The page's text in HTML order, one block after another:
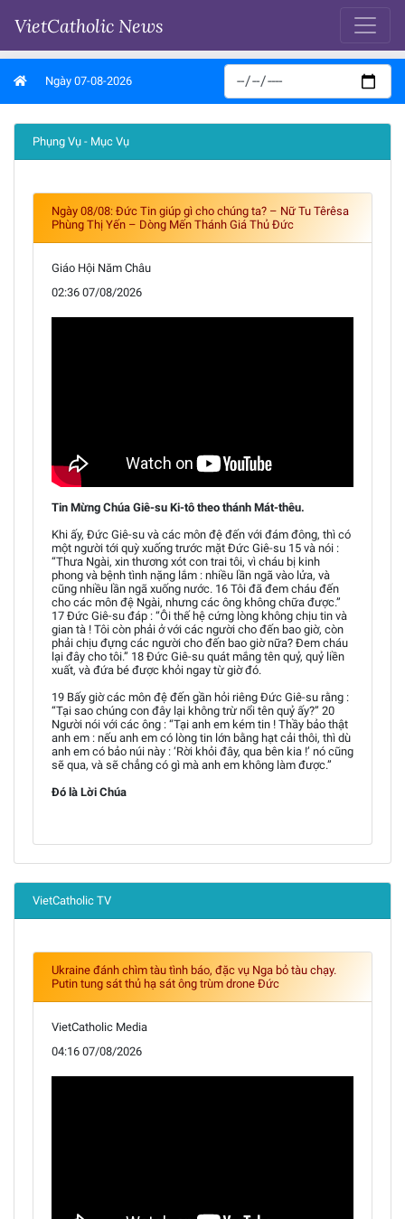
VietCatholic News
Ngày 07-08-2026
Phụng Vụ - Mục Vụ
Ngày 08/08: Đức Tin giúp gì cho chúng ta? – Nữ Tu Têrêsa
Phùng Thị Yến – Dòng Mến Thánh Giá Thủ Đức
Giáo Hội Năm Châu
02:36 07/08/2026
Tin Mừng Chúa Giê-su Ki-tô theo thánh Mát-thêu.
Khi ấy, Đức Giê-su và các môn đệ đến với đám đông, thì có
một người tới quỳ xuống trước mặt Đức Giê-su 15 và nói :
“Thưa Ngài, xin thương xót con trai tôi, vì cháu bị kinh
phong và bệnh tình nặng lắm : nhiều lần ngã vào lửa, và
cũng nhiều lần ngã xuống nước. 16 Tôi đã đem cháu đến
cho các môn đệ Ngài, nhưng các ông không chữa được.”
17 Đức Giê-su đáp : “Ôi thế hệ cứng lòng không chịu tin và
gian tà ! Tôi còn phải ở với các người cho đến bao giờ, còn
phải chịu đựng các người cho đến bao giờ nữa? Đem cháu
lại đây cho tôi.” 18 Đức Giê-su quát mắng tên quỷ, quỷ liền
xuất, và đứa bé được khỏi ngay từ giờ đó.
19 Bấy giờ các môn đệ đến gần hỏi riêng Đức Giê-su rằng :
“Tại sao chúng con đây lại không trừ nổi tên quỷ ấy?” 20
Người nói với các ông : “Tại anh em kém tin ! Thầy bảo thật
anh em : nếu anh em có lòng tin lớn bằng hạt cải thôi, thì dù
anh em có bảo núi này : ‘Rời khỏi đây, qua bên kia !’ nó cũng
sẽ qua, và sẽ chẳng có gì mà anh em không làm được.”
Đó là Lời Chúa
VietCatholic TV
Ukraine đánh chìm tàu tình báo, đặc vụ Nga bỏ tàu chạy.
Putin tung sát thủ hạ sát ông trùm drone Đức
VietCatholic Media
04:16 07/08/2026